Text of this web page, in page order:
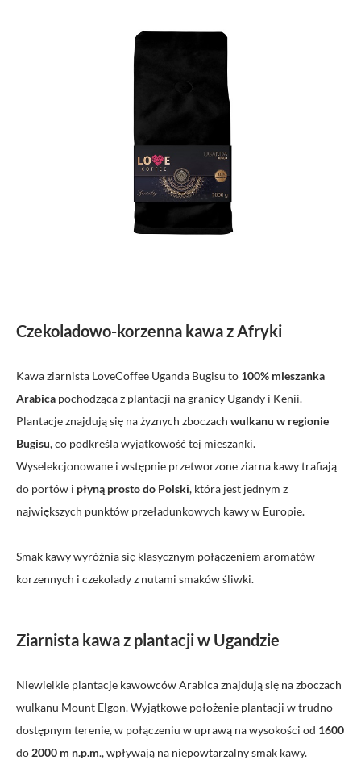
Czekoladowo-korzenna kawa z Afryki
Kawa ziarnista LoveCoffee Uganda Bugisu to 100% mieszanka
Arabica pochodząca z plantacji na granicy Ugandy i Kenii.
Plantacje znajdują się na żyznych zboczach wulkanu w regionie
Bugisu, co podkreśla wyjątkowość tej mieszanki.
Wyselekcjonowane i wstępnie przetworzone ziarna kawy trafiają
do portów i płyną prosto do Polski, która jest jednym z
największych punktów przeładunkowych kawy w Europie.
Smak kawy wyróżnia się klasycznym połączeniem aromatów
korzennych i czekolady z nutami smaków śliwki.
Ziarnista kawa z plantacji w Ugandzie
Niewielkie plantacje kawowców Arabica znajdują się na zboczach
wulkanu Mount Elgon. Wyjątkowe położenie plantacji w trudno
dostępnym terenie, w połączeniu w uprawą na wysokości od 1600
do 2000 m n.p.m., wpływają na niepowtarzalny smak kawy.